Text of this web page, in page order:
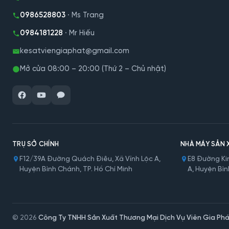
0986528803 · Ms Trang
0984181228 · Mr Hiếu
kesatviengiaphat@gmail.com
Mở cửa 08:00 – 20:00 (Thứ 2 – Chủ nhật)
TRỤ SỞ CHÍNH
F12/39A Đường Quách Điêu, Xã Vĩnh Lộc A,
Huyện Bình Chánh, TP. Hồ Chí Minh
NHÀ MÁY SẢN
E8 Đường
A, Huyện
© 2026 Công Ty TNHH Sản Xuất Thương Mại Dịch Vụ Viên Gia